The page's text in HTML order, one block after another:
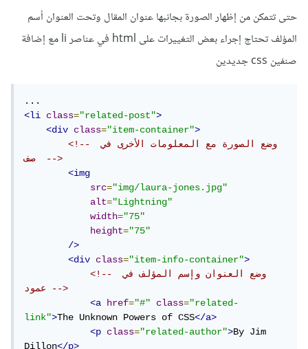
style.css
Unavailable
حتى تتمكن من إظهار الصورة بجانبها عنوان المقال وتحت العنوان أسم
المؤلف تحتاج إجراء بعض التغييرات على html في عناصر li مع إضافة
صنفين css جديدين
<li
class="related-post">
<div
class="item-container">
<!-- وضع الصورة مع المعلومات الأخرى في
صف  -->
<img
src="img/laura-jones.jpg"
alt="Lightning"
width="75"
height="75"
/>
<div
class="item-info-container">
<!-- وضع العنوان وإسم المؤلف في
عمود -->
<a
href="#" class="related-
link">The Unknown Powers of CSS</a>
<p
class="related-author">By Jim
Dillon</p>